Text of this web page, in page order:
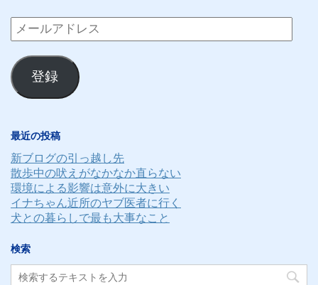
メ
ー
ル
ア
ス
登録
最近の投稿
新ブログの引っ越し先
散歩中の吠えがなかなか直らない
環境による影響は意外に大きい
イナちゃん近所のヤブ医者に行く
犬との暮らしで最も大事なこと
検索